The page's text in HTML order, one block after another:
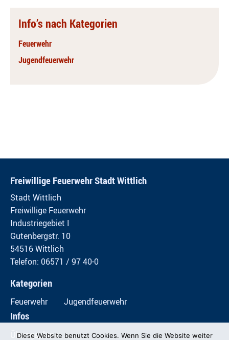
Info’s nach Kategorien
Feuerwehr
Jugendfeuerwehr
Freiwillige Feuerwehr Stadt Wittlich
Stadt Wittlich
Freiwillige Feuerwehr
Industriegebiet I
Gutenbergstr. 10
54516 Wittlich
Telefon: 06571 / 97 40-0
Kategorien
Feuerwehr Jugendfeuerwehr
Infos
Übungspläne
Diese Website benutzt Cookies. Wenn Sie die Website weiter